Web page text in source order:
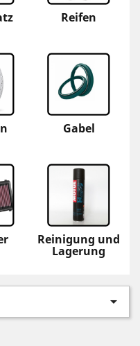
Reifen
Gabel
Reinigung und
Lagerung
